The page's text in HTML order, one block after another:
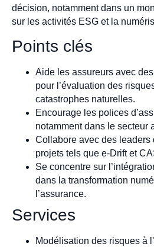
décision, notamment dans un
sur les activités ESG et la
Points clés
Aide les assureurs avec
pour l’évaluation des
catastrophes naturelles.
Encourage les polices
notamment dans le secteur
Collabore avec des leaders
projets tels que e-Drift et
Se concentre sur
dans la transformation
l’assurance.
Services
Modélisation des risques à